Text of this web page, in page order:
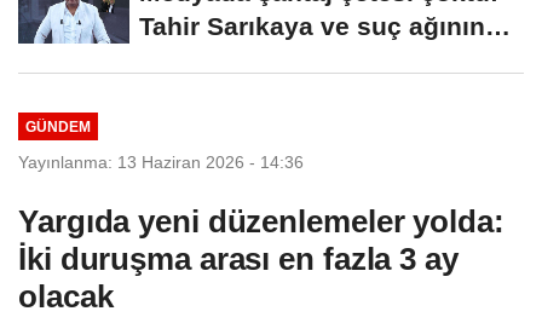
Tahir Sarıkaya ve suç ağının
GÜNDEM
Yayınlanma: 13 Haziran 2026 - 14:36
Yargıda yeni düzenlemeler yolda:
İki duruşma arası en fazla 3 ay
olacak